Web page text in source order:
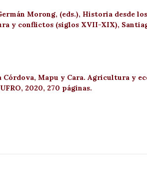
Morong, (eds.), Historia desde
y conflictos (siglos XVII-XIX),
Mapu y Cara. Agricultura y
2020, 270 páginas.